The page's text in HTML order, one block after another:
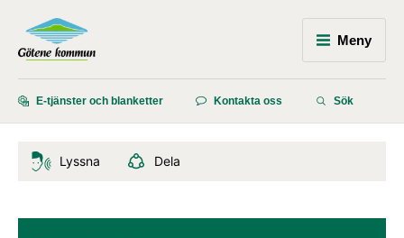
Meny
E-tjänster och blanketter Kontakta oss Sök
Lyssna Dela